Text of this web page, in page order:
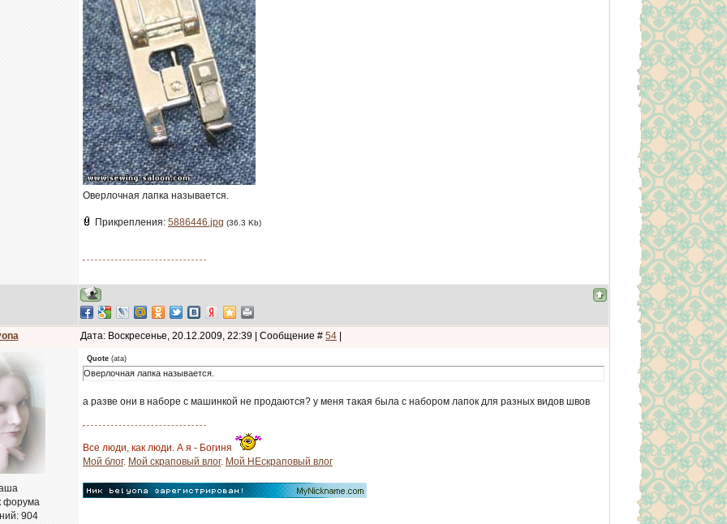
Оверлочная лапка называется.
Прикрепления: 5886446.jpg (36.3 Kb)
Дата: Воскресенье, 20.12.2009, 22:39 | Сообщение # 54
форума
904
Quote (ata)
Оверлочная лапка называется.
а разве они в наборе с машинкой не продаются? у меня такая была с набором лапок для разных видов швов
Все люди, как люди. А я - Богиня
Мой блог. Мой скраповый влог. Мой НЕскраповый влог